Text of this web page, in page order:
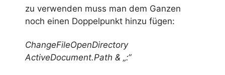
zu verwenden muss man dem Ganzen
noch einen Doppelpunkt hinzu fügen:
ChangeFileOpenDirectory
ActiveDocument.Path & „:“